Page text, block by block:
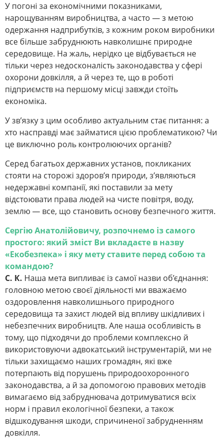
У погоні за економічними показниками,
нарощуванням виробництва, а часто — з метою
одержання надприбутків, з кожним роком виробники
все більше забруднюють навколишнє природне
середовище. На жаль, нерідко це відбувається не
тільки через недосконалість законодавства у сфері
охорони довкілля, а й через те, що в роботі
підприємств на першому місці завжди стоїть
економіка.
У зв’язку з цим особливо актуальним стає питання: а
хто насправді має займатися цією проблематикою? Чи
це виключно роль контролюючих органів?
Серед багатьох державних установ, покликаних
стояти на сторожі здоров’я природи, з’являються
недержавні компанії, які поставили за мету
відстоювати права людей на чисте повітря, воду,
землю — все, що становить основу безпечного життя.
Сергію Анатолійовичу, розпочнемо із самого
простого: який зміст Ви вкладаєте в назву
«Екобезпека» і яку мету ставите перед собою та
командою?
С. К. Наша мета випливає із самої назви об’єднання:
головною метою своєї діяльності ми вважаємо
оздоровлення навколишнього природного
середовища та захист людей від впливу шкідливих і
небезпечних виробництв. Але наша особливість в
тому, що підходячи до проблеми комплексно й
використовуючи адвокатський інструментарій, ми не
тільки захищаємо наших громадян, які вже
потерпають від порушень природоохоронного
законодавства, а й за допомогою правових методів
вимагаємо від забруднювача дотримуватися всіх
норм і правил екологічної безпеки, а також
відшкодування шкоди, спричиненої забрудненням
довкілля.